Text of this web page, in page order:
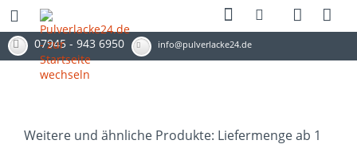
07945 - 943 6950 info@pulverlacke24.de
Weitere und ähnliche Produkte: Liefermenge ab 1